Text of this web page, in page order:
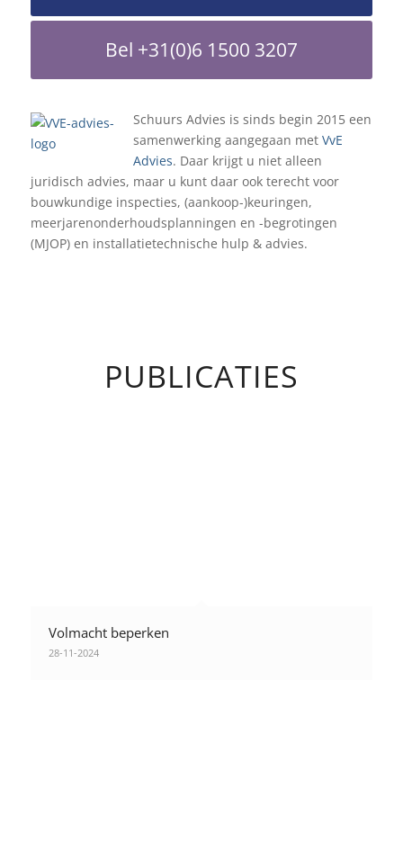
Bel +31(0)6 1500 3207
Schuurs Advies is sinds begin 2015 een
samenwerking aangegaan met VvE
Advies. Daar krijgt u niet alleen
juridisch advies, maar u kunt daar ook terecht voor
bouwkundige inspecties, (aankoop-)keuringen,
meerjarenonderhoudsplanningen en -begrotingen
(MJOP) en installatietechnische hulp & advies.
PUBLICATIES
Volmacht beperken
28-11-2024